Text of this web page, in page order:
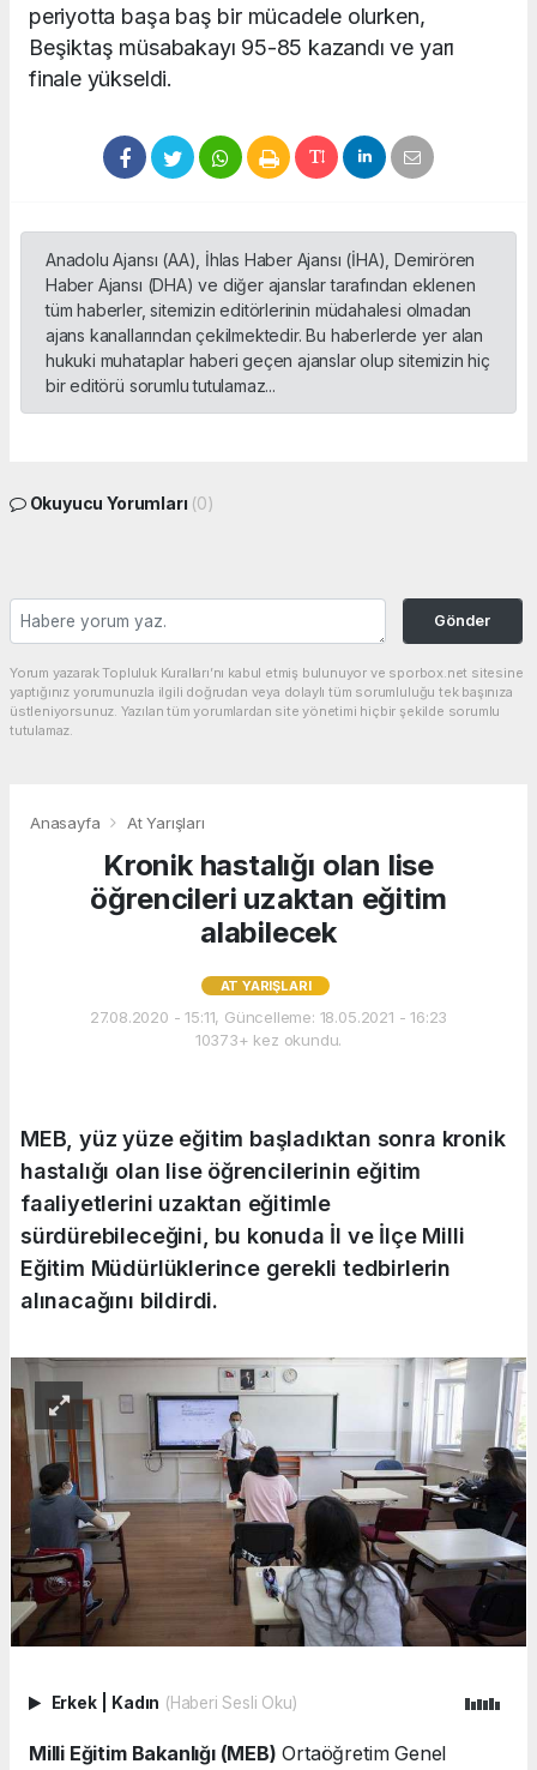
periyotta başa baş bir mücadele olurken,
Beşiktaş müsabakayı 95-85 kazandı ve yarı
finale yükseldi.
Anadolu Ajansı (AA), İhlas Haber Ajansı (İHA), Demirören
Haber Ajansı (DHA) ve diğer ajanslar tarafından eklenen
tüm haberler, sitemizin editörlerinin müdahalesi olmadan
ajans kanallarından çekilmektedir. Bu haberlerde yer alan
hukuki muhataplar haberi geçen ajanslar olup sitemizin hiç
bir editörü sorumlu tutulamaz...
Okuyucu Yorumları (0)
Gönder
Yorum yazarak Topluluk Kuralları’nı kabul etmiş bulunuyor ve sporbox.net sitesine
yaptığınız yorumunuzla ilgili doğrudan veya dolaylı tüm sorumluluğu tek başınıza
üstleniyorsunuz. Yazılan tüm yorumlardan site yönetimi hiçbir şekilde sorumlu
tutulamaz.
Anasayfa At Yarışları
Kronik hastalığı olan lise
öğrencileri uzaktan eğitim
alabilecek
AT YARIŞLARI
27.08.2020 - 15:11, Güncelleme: 18.05.2021 - 16:23
10373+ kez okundu.
MEB, yüz yüze eğitim başladıktan sonra kronik
hastalığı olan lise öğrencilerinin eğitim
faaliyetlerini uzaktan eğitimle
sürdürebileceğini, bu konuda İl ve İlçe Milli
Eğitim Müdürlüklerince gerekli tedbirlerin
alınacağını bildirdi.
Erkek Kadın (Haberi Sesli Oku)
Milli Eğitim Bakanlığı (MEB) Ortaöğretim Genel